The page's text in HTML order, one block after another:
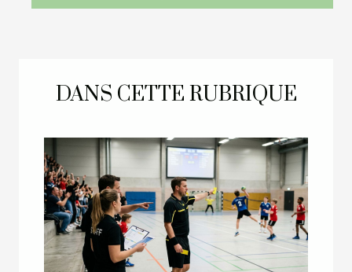
DANS CETTE RUBRIQUE